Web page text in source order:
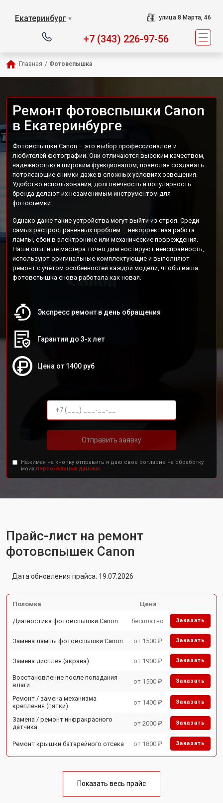
Екатеринбург ▼ улица 8 Марта, 46
+7 (343) 226-97-56
Главная / Фотовспышка
Ремонт фотовспышки Canon
в Екатеринбурге
Фотовспышки Canon – это выбор профессионалов и
любителей фотографии. Они отличаются высоким качеством,
надёжностью и широким функционалом, позволяя создавать
потрясающие снимки даже в сложных условиях освещения.
Удобство использования, долговечность и популярность
бренда делают их незаменимым инструментом для
фотосъёмки.
Однако даже такие устройства могут выйти из строя. Среди
самых распространённых проблем – некорректная работа
лампы, сбои в электронике или механические повреждения.
Наши опытные мастера точно диагностируют неисправность,
используют оригинальные комплектующие и выполняют
ремонт с учётом особенностей каждой модели, чтобы ваша
фотовспышка снова работала как новая.
Экспресс ремонт в день обращения
Гарантия до 3-х лет
Цена от 1400 руб
Отправить заявку
Нажимая на кнопку отправить я даю свое согласие на обработку
моих персональных данных.
Прайс-лист на ремонт
фотовспышек Canon
Дата обновления прайса: 19.07.2026
Поломка Цена
Диагностика фотовспышки Canon бесплатно Заказать
Замена лампы фотовспышки Canon от 1500 ₽ Заказать
Замена дисплея (экрана) от 1900 ₽ Заказать
Восстановление после попадания
влаги
от 1500 ₽ Заказать
Ремонт / замена механизма
крепления (пятки)
от 1400 ₽ Заказать
Замена / ремонт инфракрасного
датчика
от 2000 ₽ Заказать
Ремонт крышки батарейного отсека от 1800 ₽ Заказать
Показать весь прайс